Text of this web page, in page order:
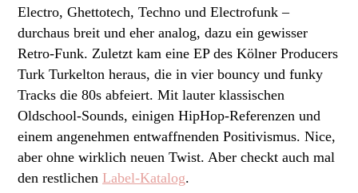
Electro, Ghettotech, Techno und Electrofunk –
durchaus breit und eher analog, dazu ein gewisser
Retro-Funk. Zuletzt kam eine EP des Kölner Producers
Turk Turkelton heraus, die in vier bouncy und funky
Tracks die 80s abfeiert. Mit lauter klassischen
Oldschool-Sounds, einigen HipHop-Referenzen und
einem angenehmen entwaffnenden Positivismus. Nice,
aber ohne wirklich neuen Twist. Aber checkt auch mal
den restlichen Label-Katalog.